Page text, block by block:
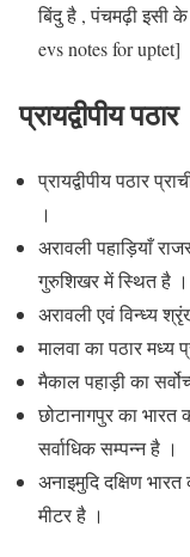
बिंदु है , पंचमढ़ी इसी
evs notes for uptet]
प्रायद्वीपीय पठार
प्रायद्वीपीय पठार
।
अरावली पहाड़ियाँ
गुरुशिखर में स्थित है ।
अरावली एवं विन्ध्य
मालवा का पठार मध्य
मैकाल पहाड़ी का
छोटानागपुर का
सर्वाधिक सम्पन्न है ।
अनाइमुदि दक्षिण
मीटर है ।